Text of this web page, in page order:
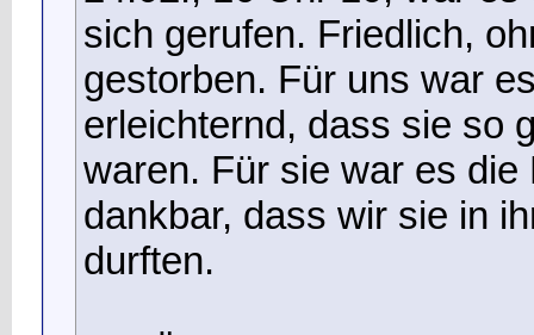
sich gerufen. Friedlich,
gestorben. Für uns war
erleichternd, dass sie so
waren. Für sie war es
dankbar, dass wir sie in
durften.